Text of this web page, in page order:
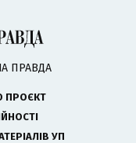
ПРАВДА
ПРОЄКТ
УП